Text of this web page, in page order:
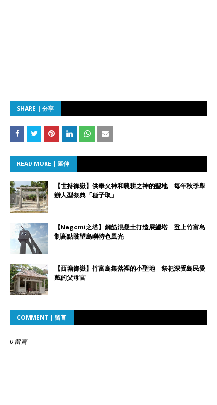
SHARE | 分享
READ MORE | 延伸
【世持御嶽】供奉火神和農耕之神的聖地 每年秋季舉
辦大型祭典「種子取」
【Nagomi之塔】鋼筋混凝土打造展望塔 登上竹富島
制高點眺望島嶼特色風光
【西塘御嶽】竹富島集落裡的小聖地 祭祀深受島民愛
戴的父母官
COMMENT | 留言
0 留言